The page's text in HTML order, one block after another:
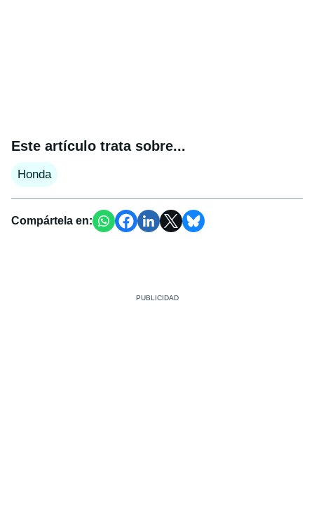
Este artículo trata sobre...
Honda
Compártela en: